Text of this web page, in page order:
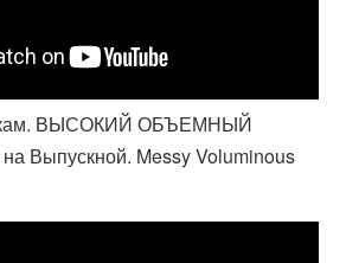
ВЫСОКИЙ ОБЪЕМНЫЙ
Выпускной. Messy Voluminous